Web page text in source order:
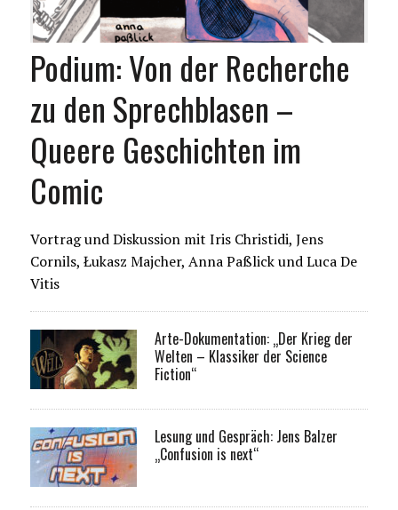
Podium: Von der Recherche
zu den Sprechblasen –
Queere Geschichten im
Comic
Vortrag und Diskussion mit Iris Christidi, Jens
Cornils, Łukasz Majcher, Anna Paßlick und Luca De
Vitis
Arte-Dokumentation: „Der Krieg der
Welten – Klassiker der Science
Fiction“
Lesung und Gespräch: Jens Balzer
„Confusion is next“